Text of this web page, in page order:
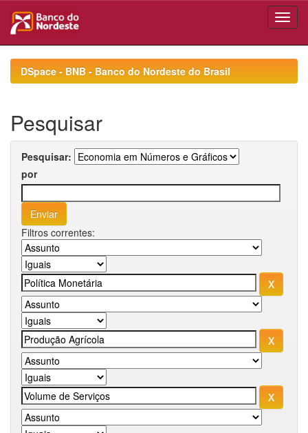
navigationDSpace - BNB - Banco do Nordeste do Brasil
Pesquisar
Pesquisar:
por
Filtros correntes: